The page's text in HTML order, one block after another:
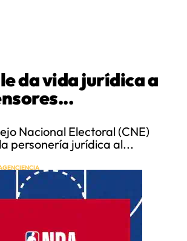
da vida jurídica a
Nacional Electoral (CNE)
personería jurídica al...